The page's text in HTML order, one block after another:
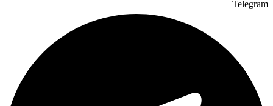
Telegram